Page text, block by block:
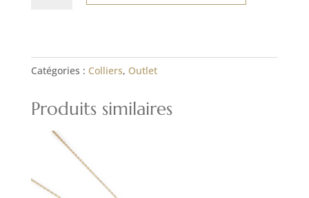
Monday
Catégories : Colliers, Outlet
Produits similaires